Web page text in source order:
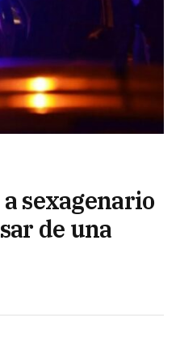
sexagenario
de una